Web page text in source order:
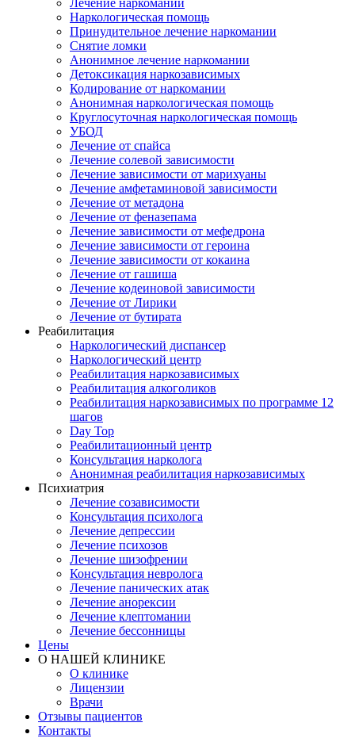
Лечение наркомании
Наркологическая помощь
Принудительное лечение наркомании
Снятие ломки
Анонимное лечение наркомании
Детоксикация наркозависимых
Кодирование от наркомании
Анонимная наркологическая помощь
Круглосуточная наркологическая помощь
УБОД
Лечение от спайса
Лечение солевой зависимости
Лечение зависимости от марихуаны
Лечение амфетаминовой зависимости
Лечение от метадона
Лечение от феназепама
Лечение зависимости от мефедрона
Лечение зависимости от героина
Лечение зависимости от кокаина
Лечение от гашиша
Лечение кодеиновой зависимости
Лечение от Лирики
Лечение от бутирата
Реабилитация
Наркологический диспансер
Наркологический центр
Реабилитация наркозависимых
Реабилитация алкоголиков
Реабилитация наркозависимых по программе 12
шагов
Day Top
Реабилитационный центр
Консультация нарколога
Анонимная реабилитация наркозависимых
Психиатрия
Лечение созависимости
Консультация психолога
Лечение депрессии
Лечение психозов
Лечение шизофрении
Консультация невролога
Лечение панических атак
Лечение анорексии
Лечение клептомании
Лечение бессонницы
Цены
О НАШЕЙ КЛИНИКЕ
О клинике
Лицензии
Врачи
Отзывы пациентов
Контакты